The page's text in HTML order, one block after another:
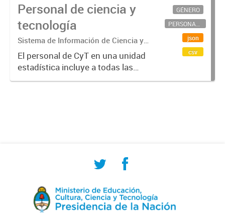
Personal de ciencia y
tecnología
Sistema de Información de Ciencia y
Tecnología Argentino (SICYTAR)
El personal de CyT en una unidad
estadística incluye a todas las
personas involucradas
GÉNERO
PERSONAL CIENTÍFICO-TECNOLÓGICO
json
csv